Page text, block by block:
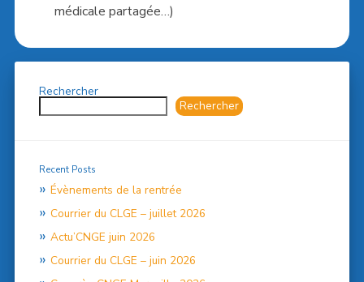
médicale partagée…)
Rechercher
Rechercher
Recent Posts
Évènements de la rentrée
Courrier du CLGE – juillet 2026
Actu’CNGE juin 2026
Courrier du CLGE – juin 2026